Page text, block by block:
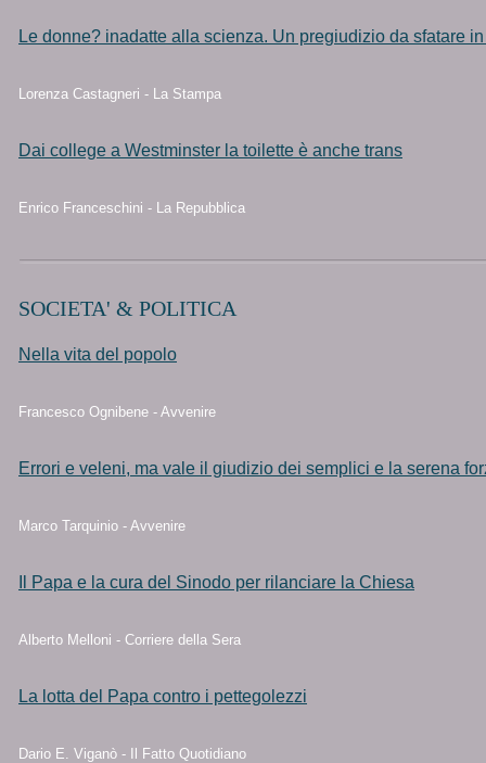
Le donne? inadatte alla scienza. Un pregiudizio da sfatare
Lorenza Castagneri - La Stampa
Dai college a Westminster la toilette è anche trans
Enrico Franceschini - La Repubblica
SOCIETA' & POLITICA
Nella vita del popolo
Francesco Ognibene - Avvenire
Errori e veleni, ma vale il giudizio dei semplici e la serena
Marco Tarquinio - Avvenire
Il Papa e la cura del Sinodo per rilanciare la Chiesa
Alberto Melloni - Corriere della Sera
La lotta del Papa contro i pettegolezzi
Dario E. Viganò - Il Fatto Quotidiano